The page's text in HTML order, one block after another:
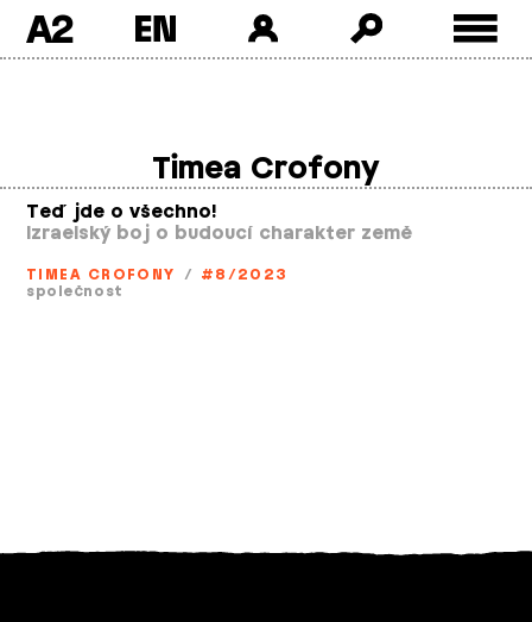
A2
Timea Crofony
Teď jde o všechno!
Izraelský boj o budoucí charakter země
TIMEA CROFONY / #8/2023
společnost